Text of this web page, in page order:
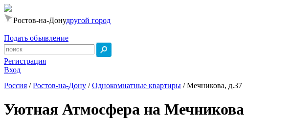
Ростов-на-Донудругой город
Подать объявление
Регистрация
Вход
Россия /Ростов-на-Дону /Однокомнатные квартиры /Мечникова, д.37
Уютная Атмосфера на Мечникова